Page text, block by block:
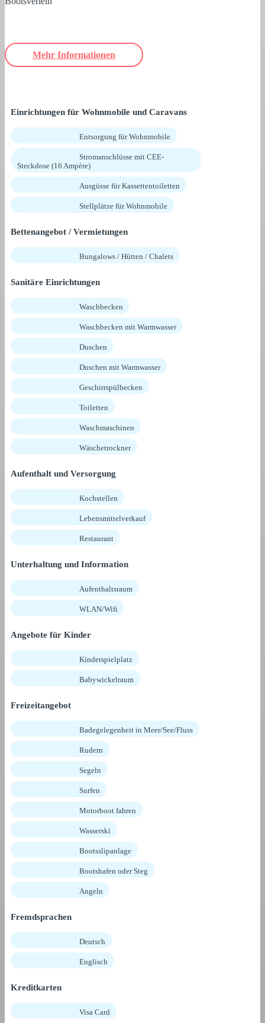
Mehr Informationen
Einrichtungen für Wohnmobile und Caravans
Entsorgung für Wohnmobile
Stromanschlüsse mit CEE-
Steckdose (16 Ampère)
Ausgüsse für Kassettentoiletten
Stellplätze für Wohnmobile
Bettenangebot / Vermietungen
Bungalows / Hütten / Chalets
Sanitäre Einrichtungen
Waschbecken
Waschbecken mit Warmwasser
Duschen
Duschen mit Warmwasser
Geschirrspülbecken
Toiletten
Waschmaschinen
Wäschetrockner
Aufenthalt und Versorgung
Kochstellen
Lebensmittelverkauf
Restaurant
Unterhaltung und Information
Aufenthaltsraum
WLAN/Wifi
Angebote für Kinder
Kinderspielplatz
Babywickelraum
Freizeitangebot
Badegelegenheit in Meer/See/Fluss
Rudern
Segeln
Surfen
Motorboot fahren
Wasserski
Bootsslipanlage
Bootshafen oder Steg
Angeln
Fremdsprachen
Deutsch
Englisch
Kreditkarten
Visa Card